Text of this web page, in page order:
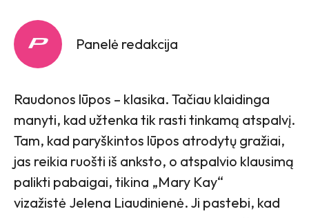
Panelė redakcija
Raudonos lūpos – klasika. Tačiau klaidinga
manyti, kad užtenka tik rasti tinkamą atspalvį.
Tam, kad paryškintos lūpos atrodytų gražiai,
jas reikia ruošti iš anksto, o atspalvio klausimą
palikti pabaigai, tikina „Mary Kay“
vizažistė Jelena Liaudinienė. Ji pastebi, kad